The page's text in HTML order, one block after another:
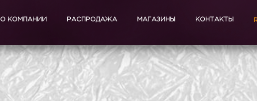
О КОМПАНИИ РАСПРОДАЖА МАГАЗИНЫ КОНТАКТЫ